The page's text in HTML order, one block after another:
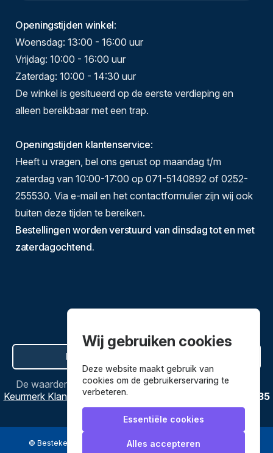
Openingstijden winkel:
Woensdag: 13:00 - 16:00 uur
Vrijdag: 10:00 - 16:00 uur
Zaterdag: 10:00 - 14:30 uur
De winkel is gesitueerd op de eerste verdieping en
alleen bereikbaar met een trap.
Openingstijden klantenservice:
Heeft u vragen, bel ons gerust op maandag t/m
zaterdag van 10:00-17:00 op 071-5140892 of 0252-
255530. Via e-mail en het contactformulier zijn wij ook
buiten deze tijden te bereiken.
Bestellingen worden verstuurd van dinsdag tot en met
zaterdagochtend.
Hier de overeenkomst ontbinden
De waardering vanBestekenpannen.nlbijWebwinkel
Keurmerk Klantbeoordelingen
3635
reviews.
© Bestekenpannen.nl 2026 een webshop van
Wij gebruiken cookies
Deze website maakt gebruik van
cookies om de gebruikerservaring te
verbeteren.
Essentiële cookies
Alles accepteren